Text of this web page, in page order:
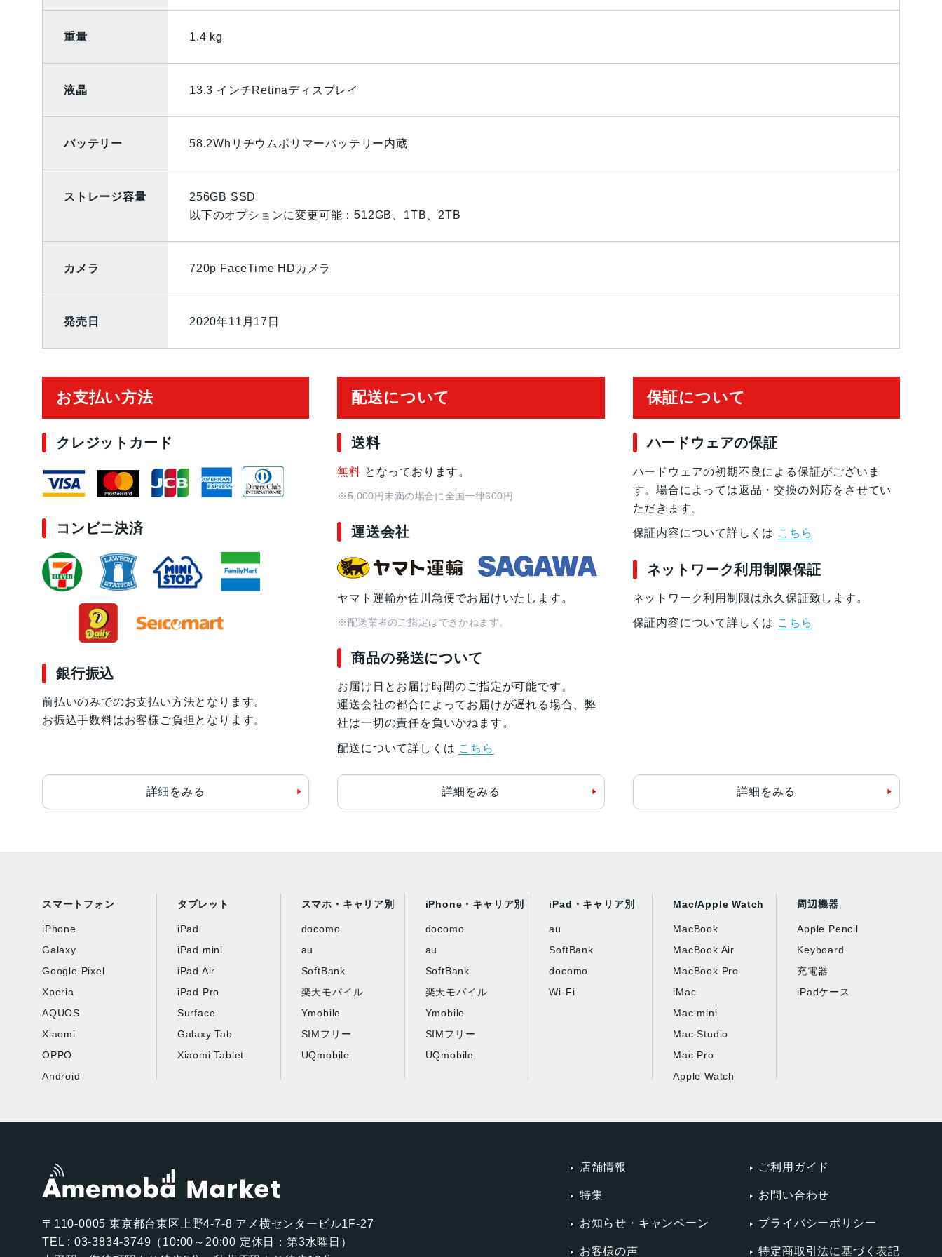
重量 1.4 kg
液晶 13.3 インチRetinaディスプレイ
バッテリー 58.2Whリチウムポリマーバッテリー内蔵
ストレージ容量
256GB SSD
以下のオプションに変更可能：512GB、1TB、2TB
カメラ 720p FaceTime HDカメラ
発売日 2020年11月17日
お支払い方法
クレジットカード
コンビニ決済
銀行振込
前払いのみでのお支払い方法となります。
お振込手数料はお客様ご負担となります。
詳細をみる
配送について
送料
無料 となっております。
※5,000円未満の場合に全国一律600円
運送会社
ヤマト運輸か佐川急便でお届けいたします。
※配送業者のご指定はできかねます。
商品の発送について
お届け日とお届け時間のご指定が可能です。
運送会社の都合によってお届けが遅れる場合、弊
社は一切の責任を負いかねます。
配送について詳しくは こちら
詳細をみる
保証について
ハードウェアの保証
ハードウェアの初期不良による保証がございま
す。場合によっては返品・交換の対応をさせてい
ただきます。
保証内容について詳しくは こちら
ネットワーク利用制限保証
ネットワーク利用制限は永久保証致します。
保証内容について詳しくは こちら
詳細をみる
スマートフォン
iPhone
Galaxy
Google Pixel
Xperia
AQUOS
Xiaomi
OPPO
Android
タブレット
iPad
iPad mini
iPad Air
iPad Pro
Surface
Galaxy Tab
Xiaomi Tablet
スマホ・キャリア別
docomo
au
SoftBank
楽天モバイル
Ymobile
SIMフリー
UQmobile
iPhone・キャリア別
docomo
au
SoftBank
楽天モバイル
Ymobile
SIMフリー
UQmobile
iPad・キャリア別
au
SoftBank
docomo
Wi-Fi
Mac/Apple Watch
MacBook
MacBook Air
MacBook Pro
iMac
Mac mini
Mac Studio
Mac Pro
Apple Watch
周辺機器
Apple Pencil
Keyboard
充電器
iPadケース
〒110-0005 東京都台東区上野4-7-8 アメ横センタービル1F-27
TEL : 03-3834-3749（10:00～20:00 定休日：第3水曜日）
店舗情報
特集
お知らせ・キャンペーン
お客様の声
ご利用ガイド
お問い合わせ
プライバシーポリシー
特定商取引法に基づく表記